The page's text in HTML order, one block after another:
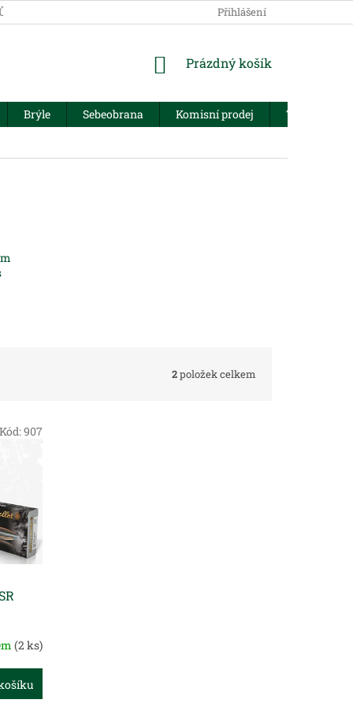
Přihlášení
NÁKUPNÍ
Prázdný košík
Brýle Sebeobrana Komisní prodej Trezory
2položek celkem
(2 ks)
907